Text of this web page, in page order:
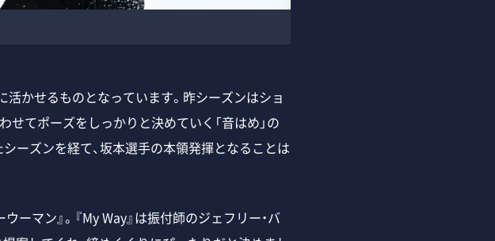
かせるものとなっています。昨シーズンはショ
せてポーズをしっかりと決めていく「音はめ」の
ーズンを経て、坂本選手の本領発揮となることは
ーマン』。『My Way』は振付師のジェフリー・バ